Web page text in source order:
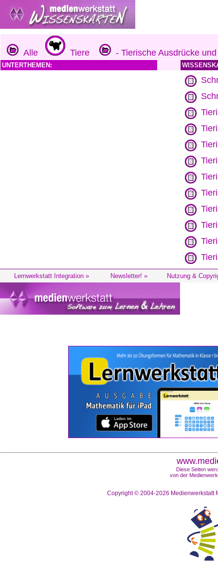
Alle Tiere - Tierische Ausdrücke
UNTERTHEMEN:
Lernwerkstatt Integration » Newsletter! » Nutzung &
Diese Seiten
von der
Copyright © 2004-2026 Medienwerkstatt